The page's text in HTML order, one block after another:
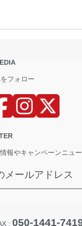
フォロー
報やキャンペーンニュ
メールアドレス
: 050-1441-